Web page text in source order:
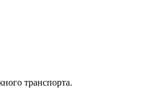
транспорта.